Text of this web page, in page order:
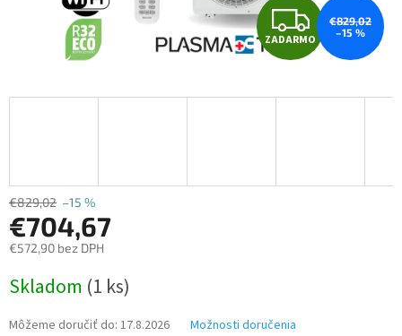
Z
A
D
ZADARMO
€829,02
–15 %
€829,02 –15 %
€704,67
€572,90 bez DPH
cena:
Skladom (1 ks)
Môžeme doručiť do: 17.8.2026 Možnosti doručenia